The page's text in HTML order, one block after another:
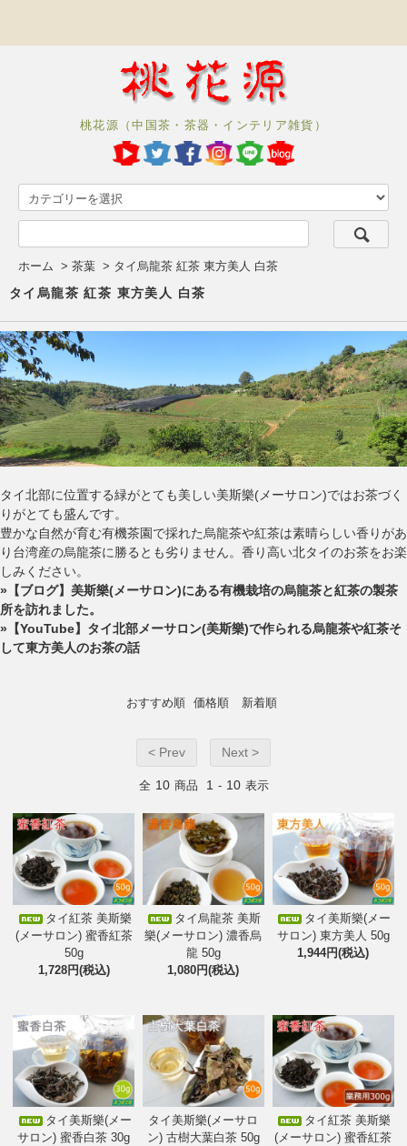
桃花源（中国茶・茶器・インテリア雑貨）
ホーム > 茶葉 > タイ烏龍茶 紅茶 東方美人 白茶
タイ烏龍茶 紅茶 東方美人 白茶
タイ北部に位置する緑がとても美しい美斯樂(メーサロン)ではお茶づく
りがとても盛んです。
豊かな自然が育む有機茶園で採れた烏龍茶や紅茶は素晴らしい香りがあ
り台湾産の烏龍茶に勝るとも劣りません。香り高い北タイのお茶をお楽
しみください。
»【ブログ】美斯樂(メーサロン)にある有機栽培の烏龍茶と紅茶の製茶
所を訪れました。
»【YouTube】タイ北部メーサロン(美斯樂)で作られる烏龍茶や紅茶そ
して東方美人のお茶の話
おすすめ順 価格順 新着順
< Prev Next >
全 10 商品 1 - 10 表示
タイ紅茶 美斯樂
(メーサロン) 蜜香紅茶
50g
1,728円(税込)
タイ烏龍茶 美斯
樂(メーサロン) 濃香烏
龍 50g
1,080円(税込)
タイ美斯樂(メー
サロン) 東方美人 50g
1,944円(税込)
タイ美斯樂(メー
サロン) 蜜香白茶 30g
タイ美斯樂(メーサロ
ン) 古樹大葉白茶 50g
タイ紅茶 美斯樂
(メーサロン) 蜜香紅茶